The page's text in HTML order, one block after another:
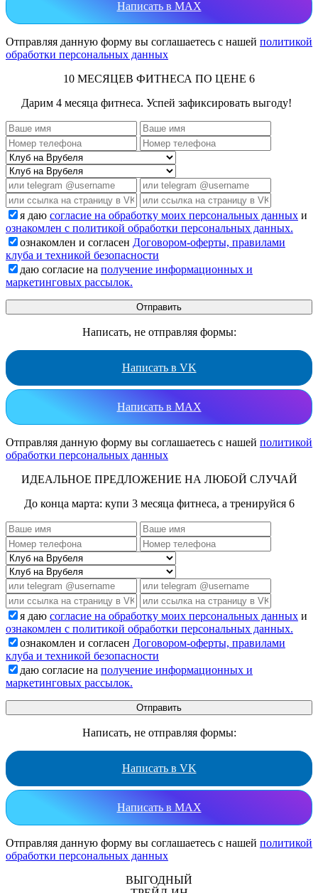
Написать в MAX
Отправляя данную форму вы соглашаетесь с нашей политикой
обработки персональных данных
10 МЕСЯЦЕВ ФИТНЕСА ПО ЦЕНЕ 6
Дарим 4 месяца фитнеса. Успей зафиксировать выгоду!
я даю согласие на обработку моих персональных данных и
ознакомлен с политикой обработки персональных данных.
ознакомлен и согласен Договором-оферты, правилами
клуба и техникой безопасности
даю согласие на получение информационных и
маркетинговых рассылок.
Написать, не отправляя формы:
Написать в VK
Написать в MAX
Отправляя данную форму вы соглашаетесь с нашей политикой
обработки персональных данных
ИДЕАЛЬНОЕ ПРЕДЛОЖЕНИЕ НА ЛЮБОЙ СЛУЧАЙ
До конца марта: купи 3 месяца фитнеса, а тренируйся 6
я даю согласие на обработку моих персональных данных и
ознакомлен с политикой обработки персональных данных.
ознакомлен и согласен Договором-оферты, правилами
клуба и техникой безопасности
даю согласие на получение информационных и
маркетинговых рассылок.
Написать, не отправляя формы:
Написать в VK
Написать в MAX
Отправляя данную форму вы соглашаетесь с нашей политикой
обработки персональных данных
ВЫГОДНЫЙ